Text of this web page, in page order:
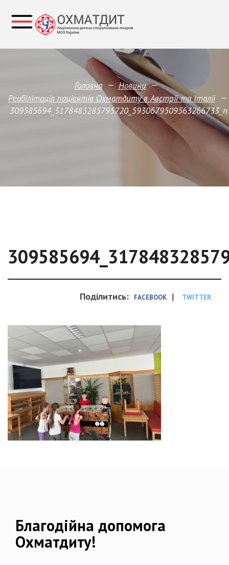
Головна — Новини —
Реабілітація пацієнтів Охматдиту в Австрії та Італії —
309585694_3178483285795720_5930679509563266733_n
Поділитись: FACEBOOK | TWITTER
Благодійна допомога
Охматдиту!